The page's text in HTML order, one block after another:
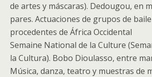
de artes y máscaras). Dedougou, en
pares. Actuaciones de grupos de
procedentes de África Occidental
Semaine National de la Culture
la Cultura). Bobo Dioulasso, entre
Música, danza, teatro y muestras de